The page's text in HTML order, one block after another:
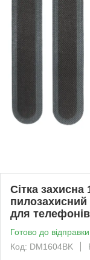
Сітка захисна
пилозахисний
для
Готово до відправки
Код: DM1604BK